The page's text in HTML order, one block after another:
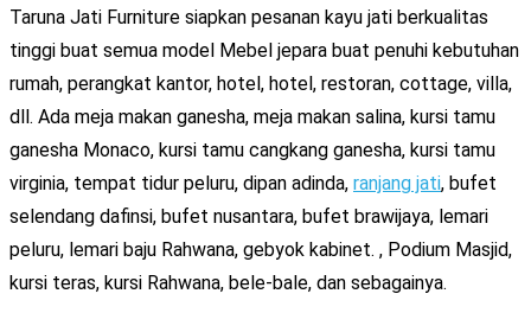
Taruna Jati Furniture siapkan pesanan kayu jati berkualitas
tinggi buat semua model Mebel jepara buat penuhi kebutuhan
rumah, perangkat kantor, hotel, hotel, restoran, cottage, villa,
dll. Ada meja makan ganesha, meja makan salina, kursi tamu
ganesha Monaco, kursi tamu cangkang ganesha, kursi tamu
virginia, tempat tidur peluru, dipan adinda, ranjang jati, bufet
selendang dafinsi, bufet nusantara, bufet brawijaya, lemari
peluru, lemari baju Rahwana, gebyok kabinet. , Podium Masjid,
kursi teras, kursi Rahwana, bele-bale, dan sebagainya.